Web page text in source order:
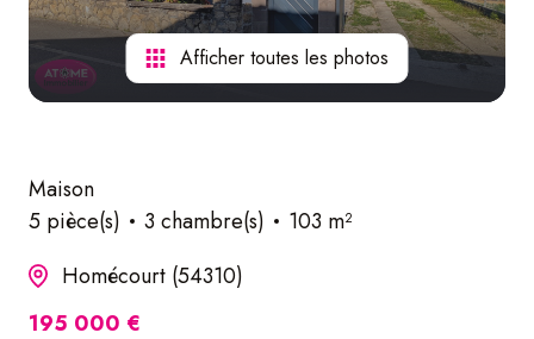
Afficher toutes les photos
Maison
5 pièce(s)
3 chambre(s)
103 m²
Homécourt (54310)
195 000 €